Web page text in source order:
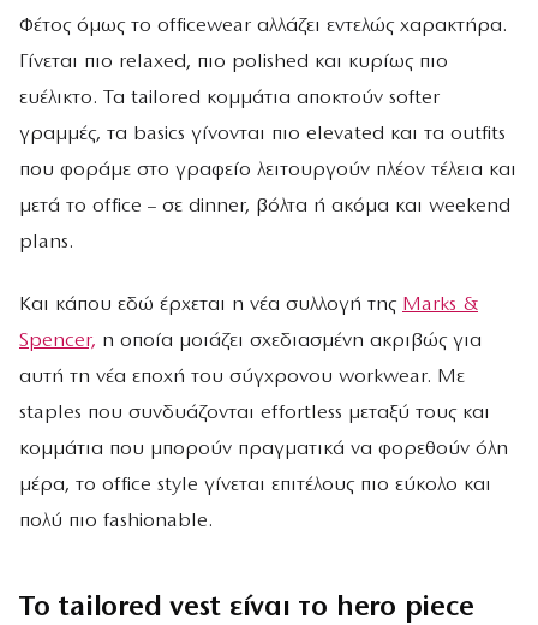
Φέτος όμως το officewear αλλάζει εντελώς χαρακτήρα.
Γίνεται πιο relaxed, πιο polished και κυρίως πιο
ευέλικτο. Τα tailored κομμάτια αποκτούν softer
γραμμές, τα basics γίνονται πιο elevated και τα outfits
που φοράμε στο γραφείο λειτουργούν πλέον τέλεια και
μετά το office – σε dinner, βόλτα ή ακόμα και weekend
plans.
Και κάπου εδώ έρχεται η νέα συλλογή της Marks &
Spencer, η οποία μοιάζει σχεδιασμένη ακριβώς για
αυτή τη νέα εποχή του σύγχρονου workwear. Με
staples που συνδυάζονται effortless μεταξύ τους και
κομμάτια που μπορούν πραγματικά να φορεθούν όλη
μέρα, το office style γίνεται επιτέλους πιο εύκολο και
πολύ πιο fashionable.
Το tailored vest είναι το hero piece